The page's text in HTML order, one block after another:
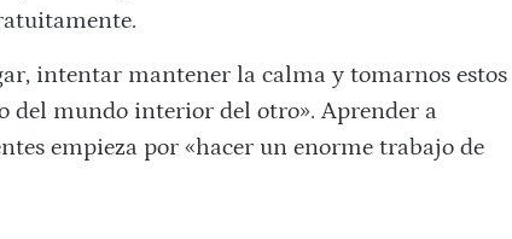
intentar mantener la calma y tomarnos estos
del mundo interior del otro». Aprender a
empieza por «hacer un enorme trabajo de